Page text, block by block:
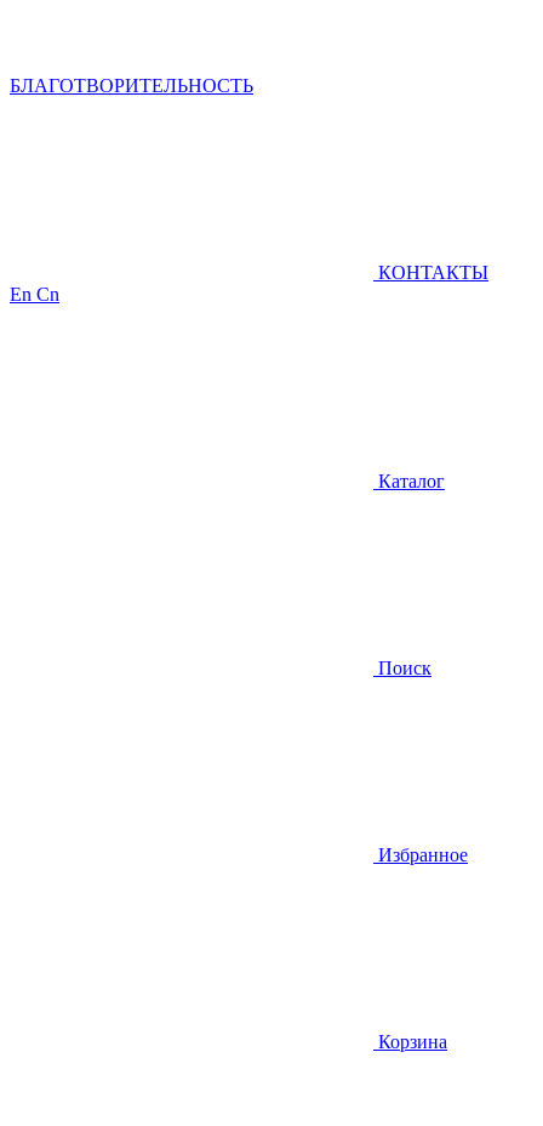
БЛАГОТВОРИТЕЛЬНОСТЬ
КОНТАКТЫ
En Cn
Каталог
Поиск
Избранное
Корзина